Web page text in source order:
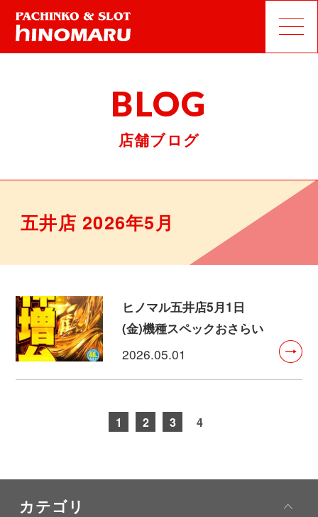
BLOG
店舗ブログ
五井店 2026年5月
ヒノマル五井店5月1日
(金)機種スペックおさらい
2026.05.01
1 2 3 4
カテゴリ